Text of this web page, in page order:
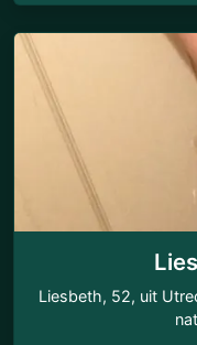
Liesbeth, 52, uit